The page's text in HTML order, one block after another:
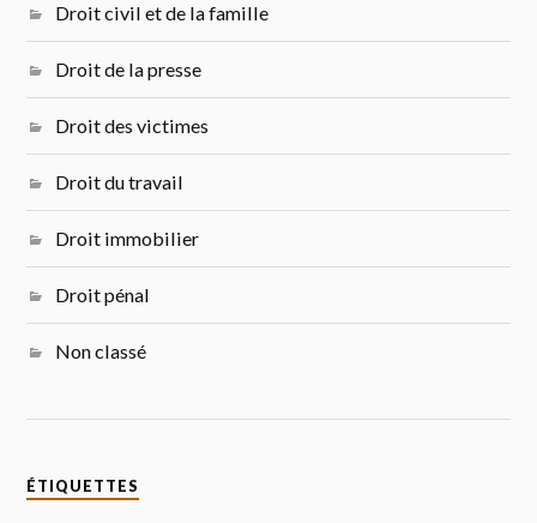
Droit civil et de la famille
Droit de la presse
Droit des victimes
Droit du travail
Droit immobilier
Droit pénal
Non classé
ÉTIQUETTES